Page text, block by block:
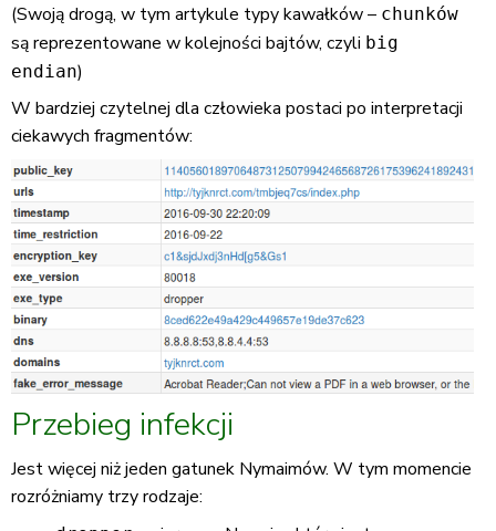
(Swoją drogą, w tym artykule typy kawałków – chunków
są reprezentowane w kolejności bajtów, czyli big
endian)
W bardziej czytelnej dla człowieka postaci po interpretacji
ciekawych fragmentów:
Przebieg infekcji
Jest więcej niż jeden gatunek Nymaimów. W tym momencie
rozróżniamy trzy rodzaje: